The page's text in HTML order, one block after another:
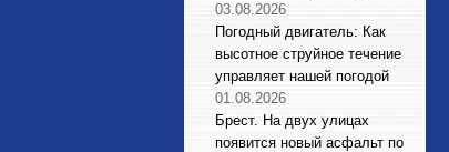
03.08.2026
Погодный двигатель: Как
высотное струйное течение
управляет нашей погодой
01.08.2026
Брест. На двух улицах
появится новый асфальт по